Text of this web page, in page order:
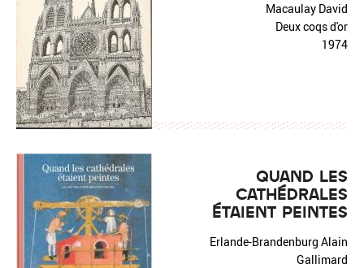
Macaulay David
Deux coqs d'or
1974
QUAND LES
CATHÉDRALES
ÉTAIENT PEINTES
Erlande-Brandenburg Alain
Gallimard